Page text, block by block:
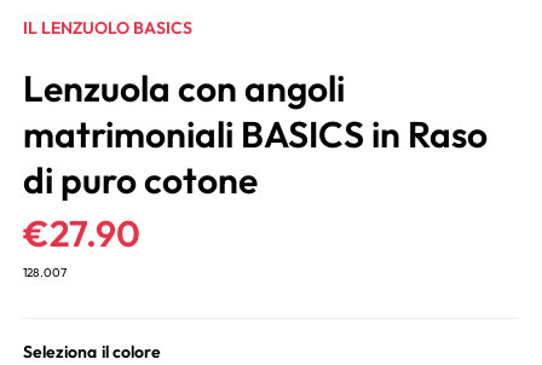
IL LENZUOLO BASICS
Lenzuola con angoli
matrimoniali BASICS in Raso
di puro cotone
€27.90
128.007
Seleziona il colore